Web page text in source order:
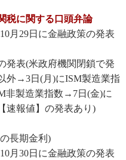
税に関する口頭弁論
月29日に金融政策の発表
発表(米政府機関閉鎖で発
外→3日(月)にISM製造業指
非製造業指数→7日(金)に
速報値】の発表あり)
長期金利)
月30日に金融政策の発表